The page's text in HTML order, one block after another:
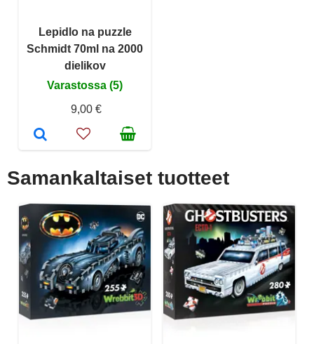
Lepidlo na puzzle
Schmidt 70ml na 2000
dielikov
Varastossa (5)
9,00 €
Samankaltaiset tuotteet